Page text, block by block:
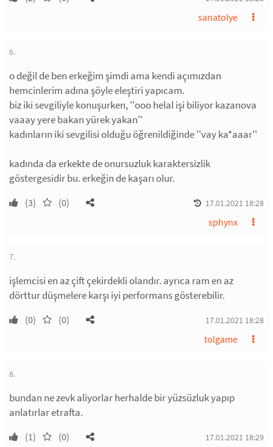
sanatolye
6.
o değil de ben erkeğim şimdi ama kendi açımızdan
hemcinlerim adına şöyle eleştiri yapıcam.
biz iki sevgiliyle konuşurken, ''ooo helal işi biliyor kazanova
vaaay yere bakan yürek yakan''
kadınların iki sevgilisi olduğu öğrenildiğinde ''vay ka*aaar''
kadında da erkekte de onursuzluk karaktersizlik
göstergesidir bu. erkeğin de kaşarı olur.
(3) (0) 17.01.2021 18:28
sphynx
7.
işlemcisi en az çift çekirdekli olandır. ayrıca ram en az
dörttur düşmelere karşı iyi performans gösterebilir.
(0) (0) 17.01.2021 18:28
tolgame
8.
bundan ne zevk aliyorlar herhalde bir yüzsüzluk yapıp
anlatırlar etrafta.
(1) (0) 17.01.2021 18:29